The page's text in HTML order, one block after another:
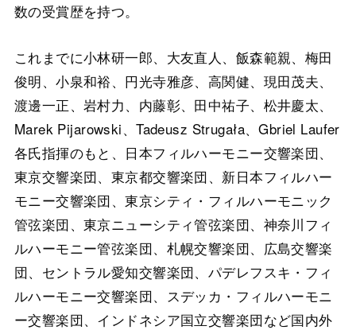
数の受賞歴を持つ。
これまでに小林研一郎、大友直人、飯森範親、梅田
俊明、小泉和裕、円光寺雅彦、高関健、現田茂夫、
渡邊一正、岩村力、内藤彰、田中祐子、松井慶太、
Marek Pijarowski、Tadeusz Strugała、Gbriel Laufer
各氏指揮のもと、日本フィルハーモニー交響楽団、
東京交響楽団、東京都交響楽団、新日本フィルハー
モニー交響楽団、東京シティ・フィルハーモニック
管弦楽団、東京ニューシティ管弦楽団、神奈川フィ
ルハーモニー管弦楽団、札幌交響楽団、広島交響楽
団、セントラル愛知交響楽団、パデレフスキ・フィ
ルハーモニー交響楽団、スデッカ・フィルハーモニ
ー交響楽団、インドネシア国立交響楽団など国内外